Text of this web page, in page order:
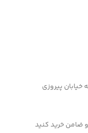
خیابان پیروزی